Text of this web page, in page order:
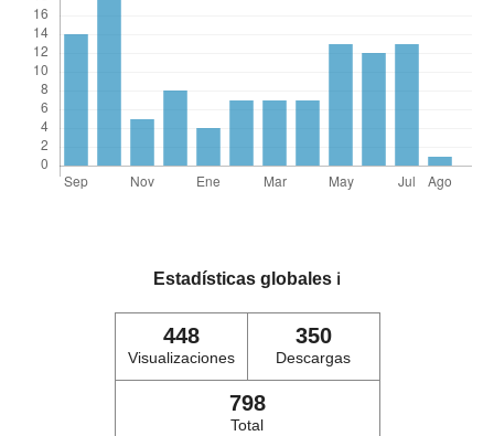
Estadísticas globales ℹ️
448
Visualizaciones
350
Descargas
798
Total